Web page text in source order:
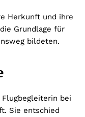
Herkunft und ihre
Grundlage für
bildeten.
bei
Sie entschied